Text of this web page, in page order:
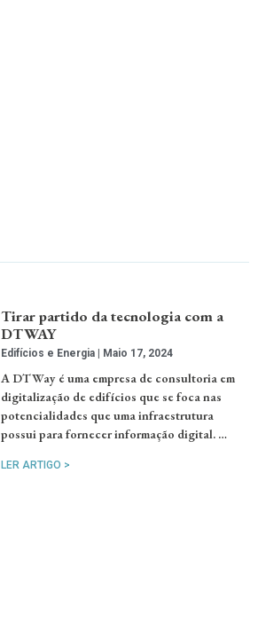
Tirar partido da tecnologia com a
DTWAY
Edifícios e Energia Maio 17, 2024
A DTWay é uma empresa de consultoria em
digitalização de edifícios que se foca nas
potencialidades que uma infraestrutura
possui para fornecer informação digital. …
LER ARTIGO >